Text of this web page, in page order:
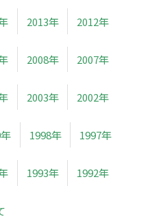
2013年 2012年
2008年 2007年
2003年 2002年
1998年 1997年
1993年 1992年